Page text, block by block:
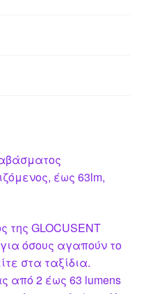
έως 63lm,
της GLOCUSENT
όσους αγαπούν το
στα ταξίδια.
από 2 έως 63 lumens